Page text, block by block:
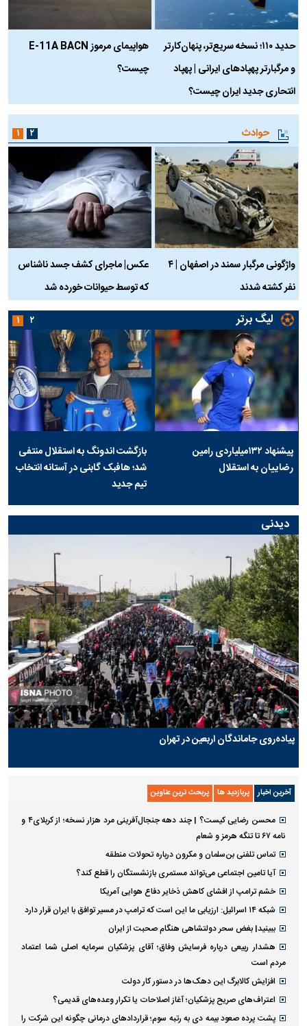
حدید ۱۱۰؛ نسخه سریع‌تر، پنهان‌کارتر
و مرگبارتر پهپادهای ایرانی | پهپاد
انتحاری جدید ایران چیست؟
هواپیمای مرموز E-11A BACN
چیست؟
حوادث
واژگونی مرگبار سمند در اصفهان | ۴
نفر کشته شدند
عکس| ماجرای کشف جسد ناشناس
که توسط حیوانات خورده شد
۱ ۲
لیگ برتر
پیشنهاد ۱۳۲میلیاردی رامین
رضاییان به استقلال
بازگشت اندونگ به استقلال منتفی
شد؛ هافبک گابنی در آستانه انتخاب
تیم جدید
۱ ۲
دیدنی
پیاده‌روی جاماندگان اربعین در تهران
آخرین اخبار پربازدید ها پربحث ترین عناوین
محسن رضایی کیست؟ | چند دهه جنجال‌آفرینی مرد هزار نسخه؛ از کربلای۴ و
نامه ۶۷ تا تنگه هرمز و شعام
تماس تلفنی بن‌سلمان و مکرون درباره تحولات منطقه
آیا تامین اجتماعی می‌تواند مستمری بازنشستگان را قطع کند؟
خشم ترامپ از افشای کاهش ذخایر دفاع هوایی آمریکا
شبکه ۱۴ اسرائیل: ارزیابی ما این است که ترامپ در مسیر توافق با ایران قرار دارد
ببینید| بغض سحر دولتشاهی هنگام صحبت از ایران
هشدار ربیعی درباره فرسایش وفاق؛ آقای پزشکیان سرمایه اصلی شما اعتماد
مردم است
افزایش کالابرگ این دهک‌ها در دستور کار دولت
اعتراف‌های صریح پزشکیان؛ آغاز اصلاحات یا تکرار وعده‌های قدیمی؟
پشت پرده صعود بیمه دی به رتبه سوم؛ قراردادهای درمانی چگونه این شرکت را